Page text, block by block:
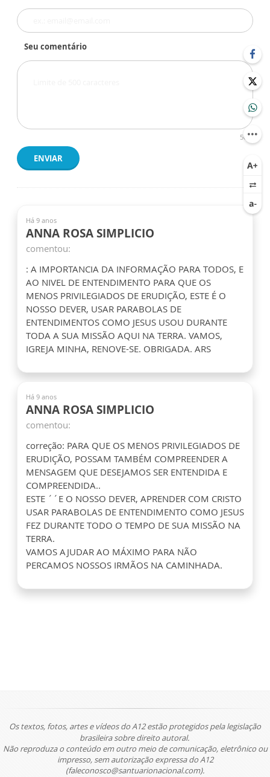
Seu comentário
500
ENVIAR
Há 9 anos
ANNA ROSA SIMPLICIO
comentou:
: A IMPORTANCIA DA INFORMAÇÃO PARA TODOS, E
AO NIVEL DE ENTENDIMENTO PARA QUE OS
MENOS PRIVILEGIADOS DE ERUDIÇÃO, ESTE É O
NOSSO DEVER, USAR PARABOLAS DE
ENTENDIMENTOS COMO JESUS USOU DURANTE
TODA A SUA MISSÃO AQUI NA TERRA. VAMOS,
IGREJA MINHA, RENOVE-SE. OBRIGADA. ARS
Há 9 anos
ANNA ROSA SIMPLICIO
comentou:
correção: PARA QUE OS MENOS PRIVILEGIADOS DE
ERUDIÇÃO, POSSAM TAMBÉM COMPREENDER A
MENSAGEM QUE DESEJAMOS SER ENTENDIDA E
COMPREENDIDA..
ESTE ´´E O NOSSO DEVER, APRENDER COM CRISTO
USAR PARABOLAS DE ENTENDIMENTO COMO JESUS
FEZ DURANTE TODO O TEMPO DE SUA MISSÃO NA
TERRA.
VAMOS AJUDAR AO MÁXIMO PARA NÃO
PERCAMOS NOSSOS IRMÃOS NA CAMINHADA.
Os textos, fotos, artes e vídeos do A12 estão protegidos pela legislação
brasileira sobre direito autoral.
Não reproduza o conteúdo em outro meio de comunicação, eletrônico ou
impresso, sem autorização expressa do A12
(faleconosco@santuarionacional.com).